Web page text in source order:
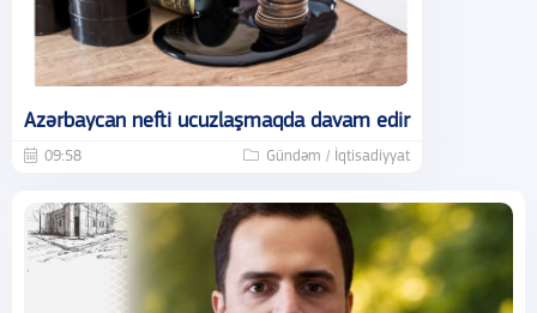
Azərbaycan nefti ucuzlaşmaqda davam edir
09:58 Gündəm / İqtisadiyyat